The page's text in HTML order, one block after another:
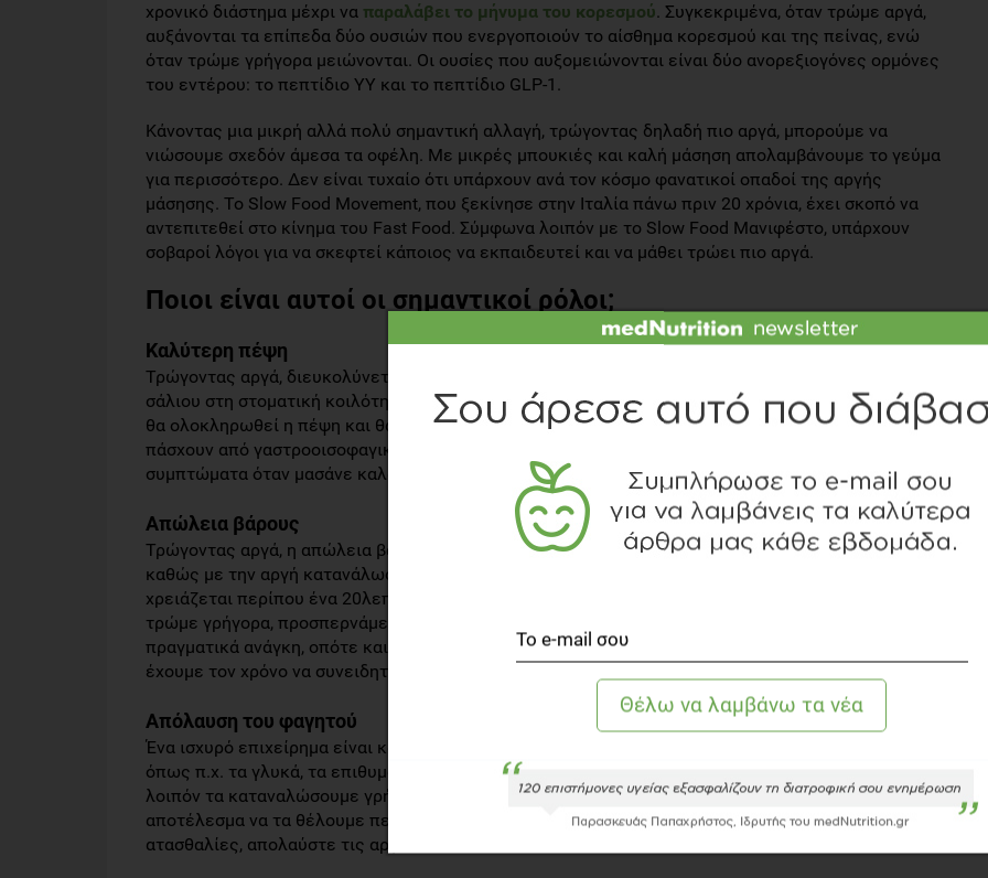
χρονικό διάστημα μέχρι να παραλάβει το μήνυμα του κορεσμού. Συγκεκριμένα, όταν τρώμε αργά,
αυξάνονται τα επίπεδα δύο ουσιών που ενεργοποιούν το αίσθημα κορεσμού και της πείνας, ενώ
όταν τρώμε γρήγορα μειώνονται. Οι ουσίες που αυξομειώνονται είναι δύο ανορεξιογόνες ορμόνες
του εντέρου: το πεπτίδιο ΥΥ και το πεπτίδιο GLP-1.
Κάνοντας μια μικρή αλλά πολύ σημαντική αλλαγή, τρώγοντας δηλαδή πιο αργά, μπορούμε να
νιώσουμε σχεδόν άμεσα τα οφέλη. Με μικρές μπουκιές και καλή μάσηση απολαμβάνουμε το γεύμα
για περισσότερο. Δεν είναι τυχαίο ότι υπάρχουν ανά τον κόσμο φανατικοί οπαδοί της αργής
μάσησης. Το Slow Food Movement, που ξεκίνησε στην Ιταλία πάνω πριν 20 χρόνια, έχει σκοπό να
αντεπιτεθεί στο κίνημα του Fast Food. Σύμφωνα λοιπόν με το Slow Food Μανιφέστο, υπάρχουν
σοβαροί λόγοι για να σκεφτεί κάποιος να εκπαιδευτεί και να μάθει τρώει πιο αργά.
Ποιοι είναι αυτοί οι σημαντικοί ρόλοι;
Καλύτερη πέψη
Τρώγοντας αργά, διευκολύνεται η πέψη. Εξάλλου η διαδικασία της πέψης ξεκινάει με την έκκριση
σάλιου στη στοματική κοιλότητα. Επομένως, όσο καλύτερα μασάτε την τροφή σας, τόσο πιο ομαλά
θα ολοκληρωθεί η πέψη και θα αφομοιωθούν επαρκώς τα θρεπτικά συστατικά. Συγκεκριμένα, όσοι
πάσχουν από γαστροοισοφαγική παλινδρόμηση, ωφελούνται πολύ και εμφανίζουν λιγότερα
συμπτώματα όταν μασάνε καλά την τροφή τους και τρώνε αργά.
Απώλεια βάρους
Τρώγοντας αργά, η απώλεια βάρους διευκολύνεται. Όλο και περισσότερες έρευνες το επαληθεύουν,
καθώς με την αργή κατανάλωση φαγητού, προσλαμβάνουμε λιγότερες θερμίδες. Ο λόγος είναι ότι
χρειάζεται περίπου ένα 20λεπτο το μυαλό μας για να δώσει την εντολή ότι έχουμε χορτάσει. Όταν
τρώμε γρήγορα, προσπερνάμε το σημείο κορεσμού και συνεχίζουμε να τρώμε χωρίς να το έχουμε
πραγματικά ανάγκη, οπότε και αυξάνεται η συνολική πρόσληψη θερμίδων. Τρώγοντας πιο αργά,
έχουμε τον χρόνο να συνειδητοποιήσουμε το σημείο κορεσμού και να σταματήσουμε εγκαίρως.
Απόλαυση του φαγητού
Ένα ισχυρό επιχείρημα είναι και η γευστική απόλαυση του γεύματος. Οι «απαγορευμένες» τροφές
όπως π.χ. τα γλυκά, τα επιθυμούμε επειδή ακριβώς θέλουμε να απολαύσουμε τη γεύση τους. Αν
λοιπόν τα καταναλώσουμε γρήγορα, δεν θα γευτούμε απόλυτα τα συγκεκριμένα εδέσματα, με
αποτέλεσμα να τα θέλουμε περισσότερο. Επομένως, ακόμη κι αν υποκύψετε σε διατροφικές
ατασθαλίες, απολαύστε τις αργά.